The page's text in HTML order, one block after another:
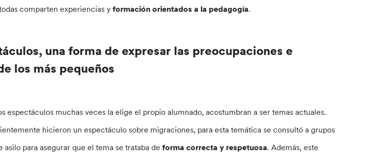
comparten experiencias yformación orientados a la pedagogía.
una forma de expresar las preocupaciones e
los más pequeños
espectáculos muchas veces la elige el propio alumnado, acostumbran a ser temas actuales.
hicieron un espectáculo sobre migraciones, para esta temática se consultó a grupos
asilo para asegurar que el tema se trataba deforma correcta y respetuosa. Además, este